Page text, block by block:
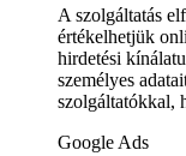
A szolgáltatás
értékelhetjük
hirdetési
személyes
szolgáltatókkal,
Google Ads